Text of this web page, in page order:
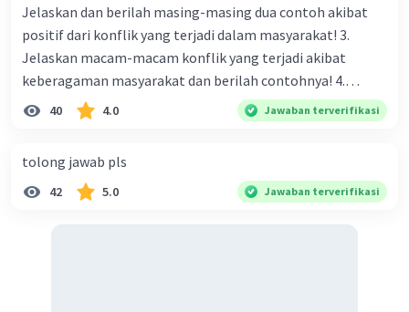
Jelaskan dan berilah masing-masing dua contoh akibat
positif dari konflik yang terjadi dalam masyarakat! 3.
Jelaskan macam-macam konflik yang terjadi akibat
keberagaman masyarakat dan berilah contohnya! 4.
Mengapa dalam masyarakat yang memiliki keberagaman
bahasa, dan budaya. Berdasarkan pernyataan tersebut,
apa yang dapat kalian lakukan untuk menjaga
40 4.0 Jawaban terverifikasi
tolong jawab pls
42 5.0 Jawaban terverifikasi